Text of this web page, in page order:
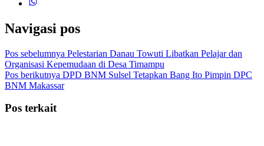
Navigasi pos
Pos sebelumnya Pelestarian Danau Towuti Libatkan Pelajar dan
Organisasi Kepemudaan di Desa Timampu
Pos berikutnya DPD BNM Sulsel Tetapkan Bang Ito Pimpin DPC
BNM Makassar
Pos terkait